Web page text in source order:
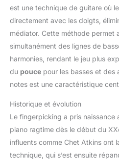
est une technique de guitare où
directement avec les doigts,
médiator. Cette méthode permet
simultanément des lignes de
harmonies, rendant le jeu plus
du pouce pour les basses et des
notes est une caractéristique
Historique et évolution
Le fingerpicking a pris naissance
piano ragtime dès le début du
influents comme Chet Atkins ont
technique, qui s’est ensuite